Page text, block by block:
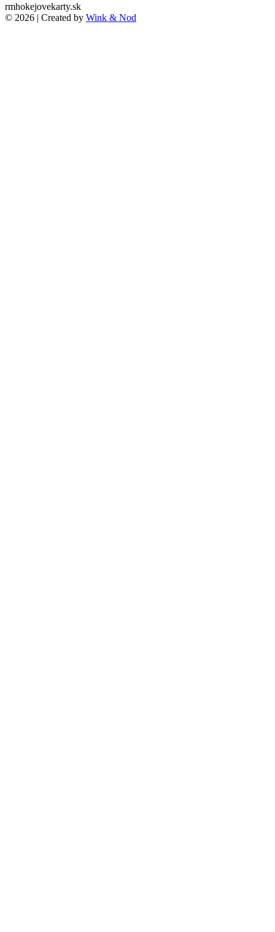
rmhokejovekarty.sk
© 2026 | Created by Wink & Nod